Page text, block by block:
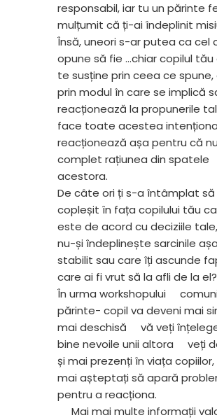
responsabil, iar tu un părinte
mulțumit că ți-ai îndeplinit
Însă, uneori s-ar putea ca cel
opune să fie ...chiar copilul tău
te susține prin ceea ce
prin modul în care se implică
reacționează la propunerile
face toate acestea
reacționează așa pentru că
complet rațiunea din spatele
acestora.
De câte ori ți s-a întâmplat
copleșit în fața copilului tău
este de acord cu deciziile
nu-și îndeplinește sarcinile
stabilit sau care îți ascunde
care ai fi vrut să la afli de la el?
În urma workshopului
părinte- copil va deveni mai
mai deschisă
vă veți
bine nevoile unii altora
veți
și mai prezenți în viața
mai așteptați să apară
pentru a reacționa.
Mai mai multe informații